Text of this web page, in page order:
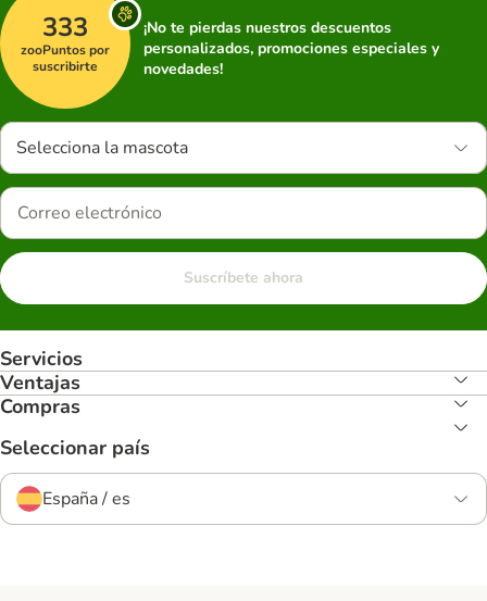
333
zooPuntos por
suscribirte
¡No te pierdas nuestros descuentos
personalizados, promociones especiales y
novedades!
Selecciona la mascota
Suscríbete ahora
Servicios
Ventajas
Compras
Seleccionar país
España / es